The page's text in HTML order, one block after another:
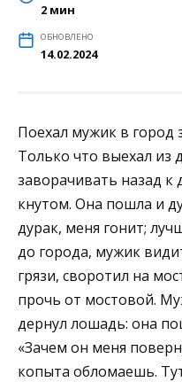
2 мин
ОБНОВЛЕНО
14.02.2024
Поехал мужик в город
Только что выехал из
заворачивать назад
кнутом. Она пошла и
дурак, меня гонит;
до города, мужик
грязи, своротил на
прочь от мостовой.
дернул лошадь: она
«Зачем он меня
копыта обломаешь.